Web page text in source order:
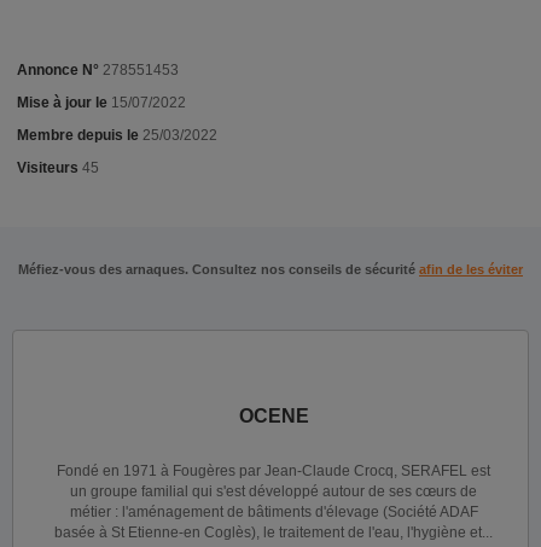
Annonce N° 278551453
Mise à jour le 15/07/2022
Membre depuis le 25/03/2022
Visiteurs 45
Méfiez-vous des arnaques. Consultez nos conseils de sécurité afin de les éviter
OCENE
Fondé en 1971 à Fougères par Jean-Claude Crocq, SERAFEL est
un groupe familial qui s'est développé autour de ses cœurs de
métier : l'aménagement de bâtiments d'élevage (Société ADAF
basée à St Etienne-en Coglès), le traitement de l'eau, l'hygiène et...